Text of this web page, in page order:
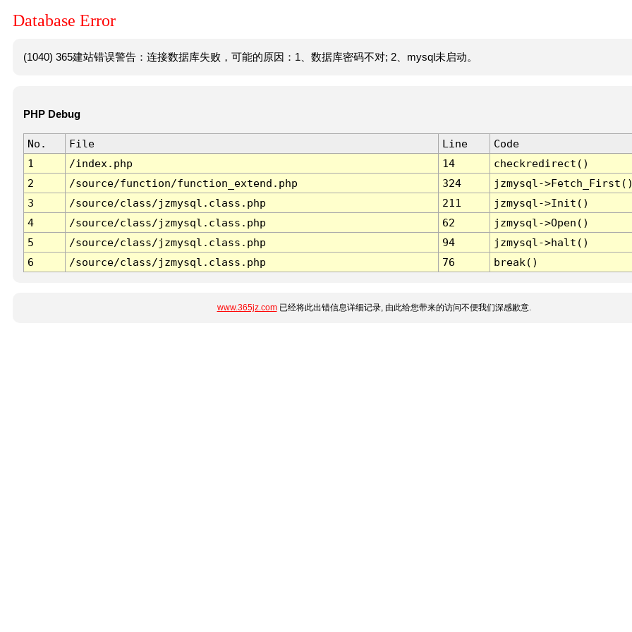
Database Error
(1040) 365建站错误警告：连接数据库失败，可能的原因：1、数据库密码不对; 2、mysql未启动。
PHP Debug
No. File Line
Code
1
/index.php 14
checkredirect()
2
/source/function/function_extend.php 324
jzmysql-
3
/source/class/jzmysql.class.php 211
jzmysql->Init()
4
/source/class/jzmysql.class.php 62
jzmysql->Open()
5
/source/class/jzmysql.class.php 94
jzmysql->halt()
6
/source/class/jzmysql.class.php 76 break()
www.365jz.com已经将此出错信息详细记录, 由此给您带来的访问不便我们深感歉意.